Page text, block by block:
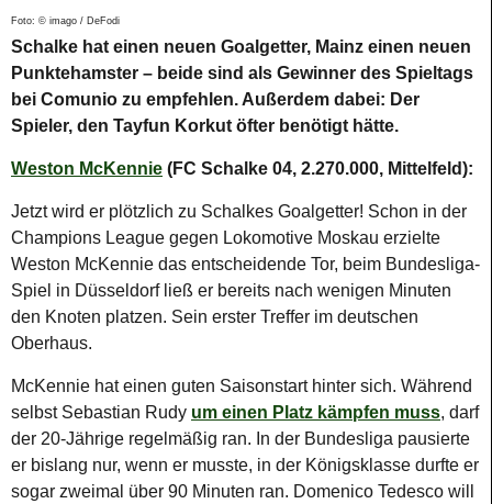
Foto: © imago / DeFodi
Schalke hat einen neuen Goalgetter, Mainz einen neuen
Punktehamster – beide sind als Gewinner des Spieltags
bei Comunio zu empfehlen. Außerdem dabei: Der
Spieler, den Tayfun Korkut öfter benötigt hätte.
Weston McKennie (FC Schalke 04, 2.270.000, Mittelfeld):
Jetzt wird er plötzlich zu Schalkes Goalgetter! Schon in der
Champions League gegen Lokomotive Moskau erzielte
Weston McKennie das entscheidende Tor, beim Bundesliga-
Spiel in Düsseldorf ließ er bereits nach wenigen Minuten
den Knoten platzen. Sein erster Treffer im deutschen
Oberhaus.
McKennie hat einen guten Saisonstart hinter sich. Während
selbst Sebastian Rudy um einen Platz kämpfen muss, darf
der 20-Jährige regelmäßig ran. In der Bundesliga pausierte
er bislang nur, wenn er musste, in der Königsklasse durfte er
sogar zweimal über 90 Minuten ran. Domenico Tedesco will